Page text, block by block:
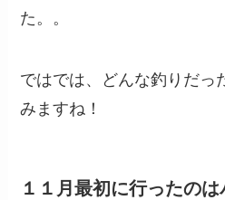
た。。
ではでは、どんな釣りだっ
みますね！
１１月最初に行ったのは